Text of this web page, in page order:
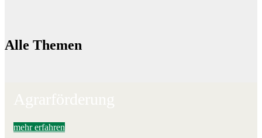
Alle Themen
mehr erfahren